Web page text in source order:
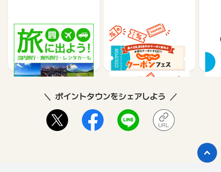
楽天トラベル
1%
じゃらんnet
1.2%
テ
ポイントタウンをシェアしよう